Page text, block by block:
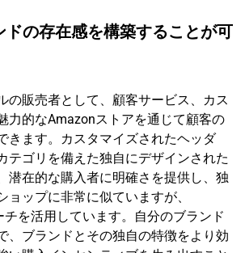
ドの存在感を構築することが可
の販売者として、顧客サービス、カス
力的なAmazonストアを通じて顧客の
きます。カスタマイズされたヘッダ
テゴリを備えた独自にデザインされた
潜在的な購入者に明確さを提供し、独
ョップに非常に似ていますが、
を活用しています。自分のブランド
、ブランドとその独自の特徴をより効